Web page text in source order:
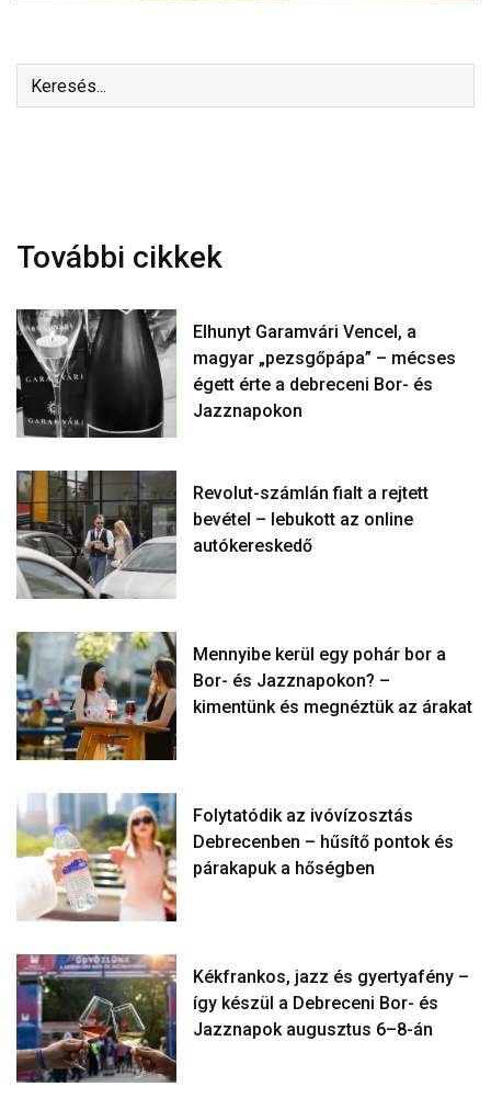
További cikkek
Elhunyt Garamvári Vencel, a
magyar „pezsgőpápa” – mécses
égett érte a debreceni Bor- és
Jazznapokon
Revolut-számlán fialt a rejtett
bevétel – lebukott az online
autókereskedő
Mennyibe kerül egy pohár bor a
Bor- és Jazznapokon? –
kimentünk és megnéztük az árakat
Folytatódik az ivóvízosztás
Debrecenben – hűsítő pontok és
párakapuk a hőségben
Kékfrankos, jazz és gyertyafény –
így készül a Debreceni Bor- és
Jazznapok augusztus 6–8-án